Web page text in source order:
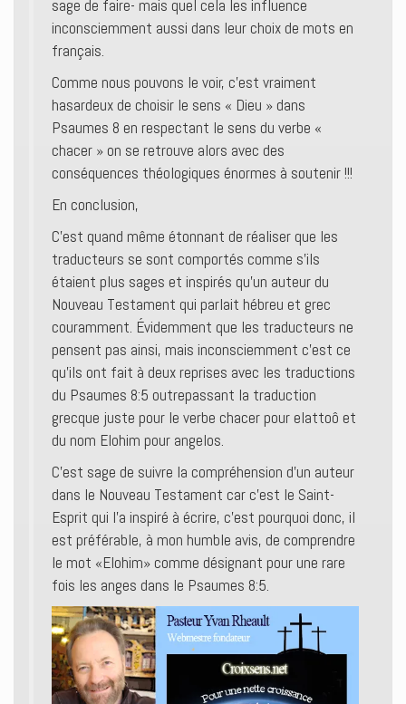
sage de faire- mais quel cela les influence
inconsciemment aussi dans leur choix de mots en
français.
Comme nous pouvons le voir, c’est vraiment
hasardeux de choisir le sens « Dieu » dans
Psaumes 8 en respectant le sens du verbe «
chacer » on se retrouve alors avec des
conséquences théologiques énormes à soutenir !!!
En conclusion,
C’est quand même étonnant de réaliser que les
traducteurs se sont comportés comme s’ils
étaient plus sages et inspirés qu’un auteur du
Nouveau Testament qui parlait hébreu et grec
couramment. Évidemment que les traducteurs ne
pensent pas ainsi, mais inconsciemment c’est ce
qu’ils ont fait à deux reprises avec les traductions
du Psaumes 8:5 outrepassant la traduction
grecque juste pour le verbe chacer pour elattoô et
du nom Elohim pour angelos.
C’est sage de suivre la compréhension d’un auteur
dans le Nouveau Testament car c’est le Saint-
Esprit qui l’a inspiré à écrire, c’est pourquoi donc, il
est préférable, à mon humble avis, de comprendre
le mot «Elohim» comme désignant pour une rare
fois les anges dans le Psaumes 8:5.